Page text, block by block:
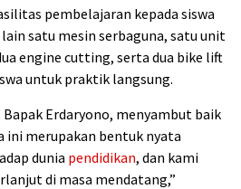
pembelajaran kepada siswa
lain satu mesin serbaguna, satu unit
engine cutting, serta dua bike lift
untuk praktik langsung.
Bapak Erdaryono, menyambut baik
ini merupakan bentuk nyata
dunia pendidikan, dan kami
di masa mendatang,”